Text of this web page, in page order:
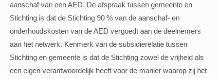
aanschaf van een AED. De afspraak tussen gemeente en
Stichting is dat de Stichting 90 % van de aanschaf- en
onderhoudskosten van de AED vergoedt aan de deelnemers
aan het netwerk. Kenmerk van de subsidierelatie tussen
Stichting en gemeente is dat de Stichting zowel de vrijheid als
een eigen verantwoordelijk heeft voor de manier waarop zij het